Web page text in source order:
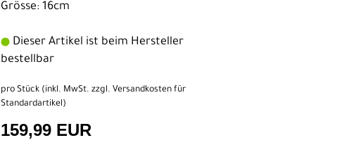
Grösse: 16cm
Dieser Artikel ist beim Hersteller
bestellbar
pro Stück (inkl. MwSt. zzgl. Versandkosten für
Standardartikel)
159,99 EUR